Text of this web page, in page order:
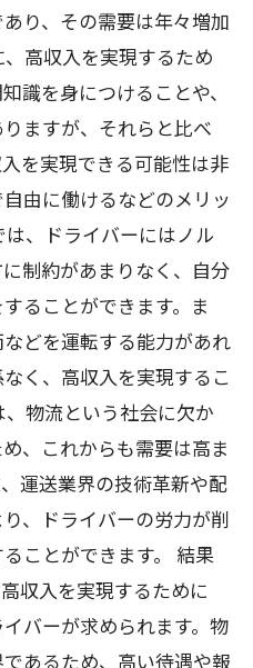
り、その需要は年々増加
高収入を実現するため
識を身につけることや、
ますが、それらと比べ
を実現できる可能性は非
由に働けるなどのメリッ
は、ドライバーにはノル
制約があまりなく、自分
ることができます。ま
どを運転する能力があれ
く、高収入を実現するこ
物流という社会に欠か
、これからも需要は高ま
運送業界の技術革新や配
、ドライバーの労力が削
ことができます。 結果
収入を実現するために
バーが求められます。物
あるため、高い待遇や報